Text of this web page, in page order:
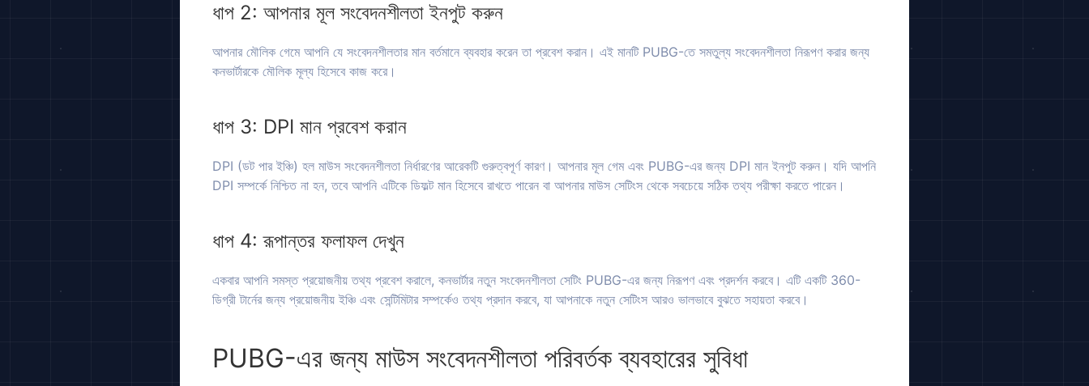
ধাপ 2: আপনার মূল সংবেদনশীলতা ইনপুট করুন
আপনার মৌলিক গেমে আপনি যে সংবেদনশীলতার মান বর্তমানে ব্যবহার করেন তা প্রবেশ করান। এই মানটি PUBG-তে সমতুল্য সংবেদনশীলতা নিরূপণ করার জন্য
কনভার্টারকে মৌলিক মূল্য হিসেবে কাজ করে।
ধাপ 3: DPI মান প্রবেশ করান
DPI (ডট পার ইঞ্চি) হল মাউস সংবেদনশীলতা নির্ধারণের আরেকটি গুরুত্বপূর্ণ কারণ। আপনার মূল গেম এবং PUBG-এর জন্য DPI মান ইনপুট করুন। যদি আপনি
DPI সম্পর্কে নিশ্চিত না হন, তবে আপনি এটিকে ডিফল্ট মান হিসেবে রাখতে পারেন বা আপনার মাউস সেটিংস থেকে সবচেয়ে সঠিক তথ্য পরীক্ষা করতে পারেন।
ধাপ 4: রূপান্তর ফলাফল দেখুন
একবার আপনি সমস্ত প্রয়োজনীয় তথ্য প্রবেশ করালে, কনভার্টার নতুন সংবেদনশীলতা সেটিং PUBG-এর জন্য নিরূপণ এবং প্রদর্শন করবে। এটি একটি 360-
ডিগ্রী টার্নের জন্য প্রয়োজনীয় ইঞ্চি এবং সেন্টিমিটার সম্পর্কেও তথ্য প্রদান করবে, যা আপনাকে নতুন সেটিংস আরও ভালভাবে বুঝতে সহায়তা করবে।
PUBG-এর জন্য মাউস সংবেদনশীলতা পরিবর্তক ব্যবহারের সুবিধা